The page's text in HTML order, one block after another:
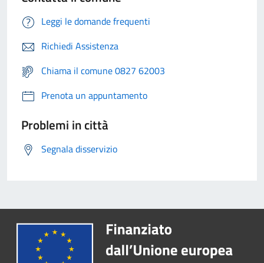
Leggi le domande frequenti
Richiedi Assistenza
Chiama il comune 0827 62003
Prenota un appuntamento
Problemi in città
Segnala disservizio